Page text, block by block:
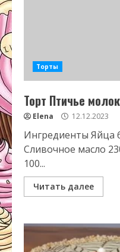
Торты
Торт Птичье
Elena 12.12.2023
Ингредиенты Яйца
Сливочное масло
100...
Читать далее